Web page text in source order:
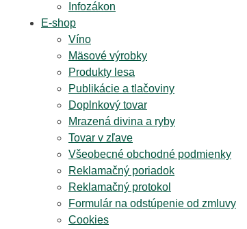
Infozákon
E-shop
Víno
Mäsové výrobky
Produkty lesa
Publikácie a tlačoviny
Doplnkový tovar
Mrazená divina a ryby
Tovar v zľave
Všeobecné obchodné podmienky
Reklamačný poriadok
Reklamačný protokol
Formulár na odstúpenie od zmluvy
Cookies